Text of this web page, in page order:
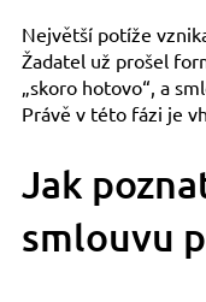
Největší potíže
Žadatel už prošel
„skoro hotovo“, a
Právě v této fázi je
Jak
smlouvu